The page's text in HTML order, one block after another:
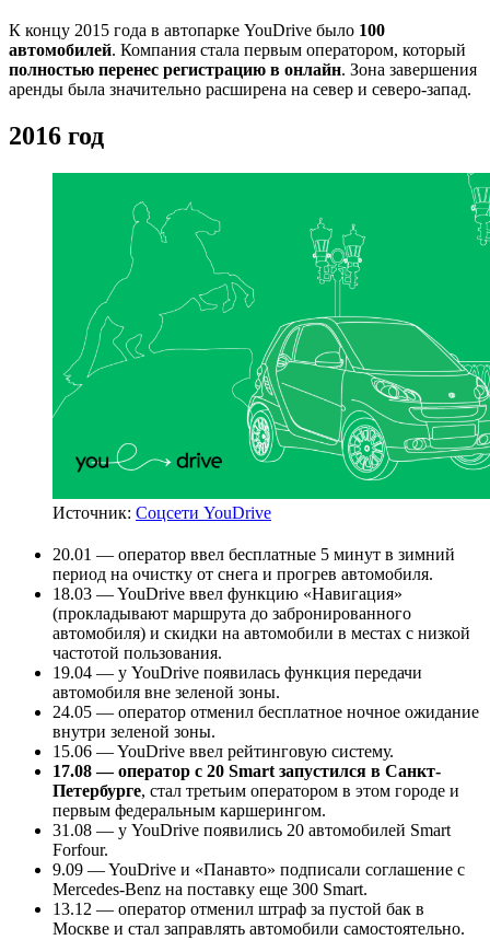
К концу 2015 года в автопарке YouDrive было 100
автомобилей. Компания стала первым оператором, который
полностью перенес регистрацию в онлайн. Зона завершения
аренды была значительно расширена на север и северо-запад.
2016 год
Источник: Соцсети YouDrive
20.01 — оператор ввел бесплатные 5 минут в зимний
период на очистку от снега и прогрев автомобиля.
18.03 — YouDrive ввел функцию «Навигация»
(прокладывают маршрута до забронированного
автомобиля) и скидки на автомобили в местах с низкой
частотой пользования.
19.04 — у YouDrive появилась функция передачи
автомобиля вне зеленой зоны.
24.05 — оператор отменил бесплатное ночное ожидание
внутри зеленой зоны.
15.06 — YouDrive ввел рейтинговую систему.
17.08 — оператор с 20 Smart запустился в Санкт-
Петербурге, стал третьим оператором в этом городе и
первым федеральным каршерингом.
31.08 — у YouDrive появились 20 автомобилей Smart
Forfour.
9.09 — YouDrive и «Панавто» подписали соглашение с
Mercedes-Benz на поставку еще 300 Smart.
13.12 — оператор отменил штраф за пустой бак в
Москве и стал заправлять автомобили самостоятельно.